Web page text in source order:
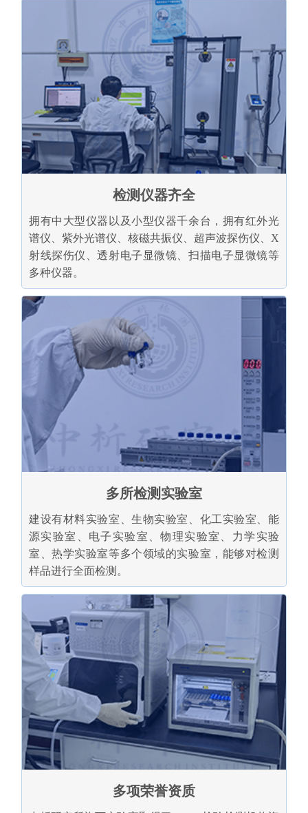
检测仪器齐全
拥有中大型仪器以及小型仪器千余台，拥有红外光
谱仪、紫外光谱仪、核磁共振仪、超声波探伤仪、X
射线探伤仪、透射电子显微镜、扫描电子显微镜等
多种仪器。
多所检测实验室
建设有材料实验室、生物实验室、化工实验室、能
源实验室、电子实验室、物理实验室、力学实验
室、热学实验室等多个领域的实验室，能够对检测
样品进行全面检测。
多项荣誉资质